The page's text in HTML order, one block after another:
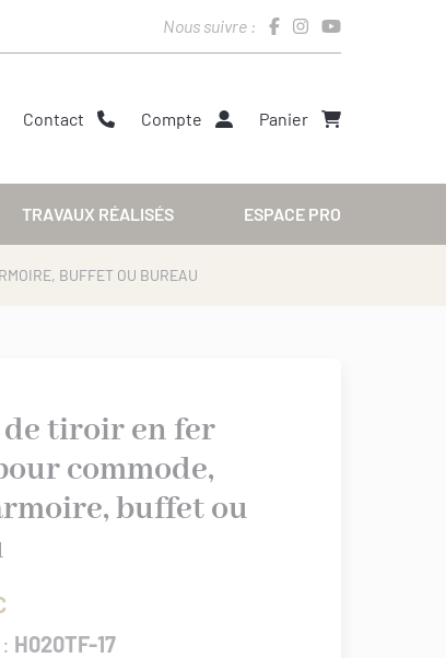
Nous suivre :
Contact Compte Panier
TRAVAUX RÉALISÉS ESPACE PRO
BUFFET OU BUREAU
tiroir en fer
commode,
buffet ou
H020TF-17